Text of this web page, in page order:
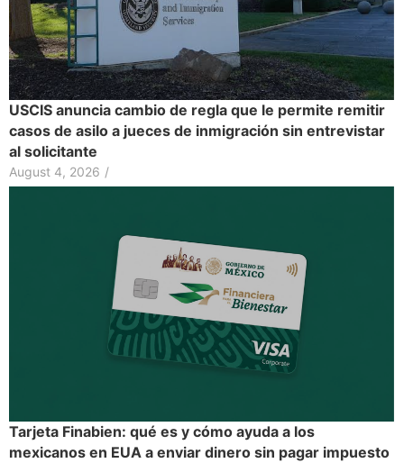
USCIS anuncia cambio de regla que le permite remitir
casos de asilo a jueces de inmigración sin entrevistar
al solicitante
August 4, 2026 /
Tarjeta Finabien: qué es y cómo ayuda a los
mexicanos en EUA a enviar dinero sin pagar impuesto